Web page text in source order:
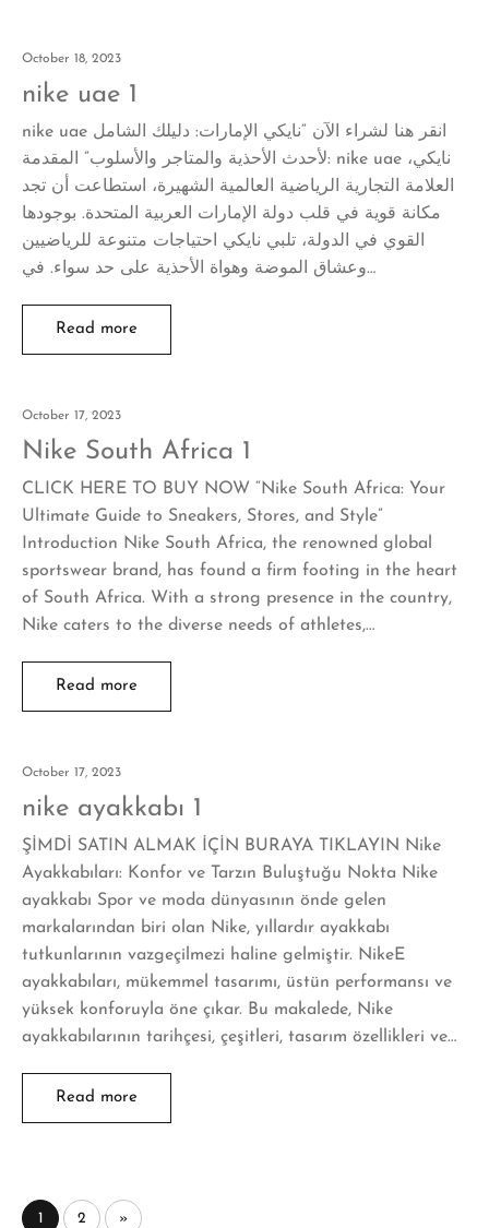
October 18, 2023
nike uae 1
nike uae انقر هنا لشراء الآن “نايكي الإمارات: دليلك الشامل
لأحدث الأحذية والمتاجر والأسلوب” المقدمة: nike uae نايكي،
العلامة التجارية الرياضية العالمية الشهيرة، استطاعت أن تجد
مكانة قوية في قلب دولة الإمارات العربية المتحدة. بوجودها
القوي في الدولة، تلبي نايكي احتياجات متنوعة للرياضيين
وعشاق الموضة وهواة الأحذية على حد سواء. في…
Read more
October 17, 2023
Nike South Africa 1
CLICK HERE TO BUY NOW “Nike South Africa: Your
Ultimate Guide to Sneakers, Stores, and Style”
Introduction Nike South Africa, the renowned global
sportswear brand, has found a firm footing in the heart
of South Africa. With a strong presence in the country,
Nike caters to the diverse needs of athletes,…
Read more
October 17, 2023
nike ayakkabı 1
ŞİMDİ SATIN ALMAK İÇİN BURAYA TIKLAYIN Nike
Ayakkabıları: Konfor ve Tarzın Buluştuğu Nokta Nike
ayakkabı Spor ve moda dünyasının önde gelen
markalarından biri olan Nike, yıllardır ayakkabı
tutkunlarının vazgeçilmezi haline gelmiştir. NikeE
ayakkabıları, mükemmel tasarımı, üstün performansı ve
yüksek konforuyla öne çıkar. Bu makalede, Nike
ayakkabılarının tarihçesi, çeşitleri, tasarım özellikleri ve…
Read more
1 2 »